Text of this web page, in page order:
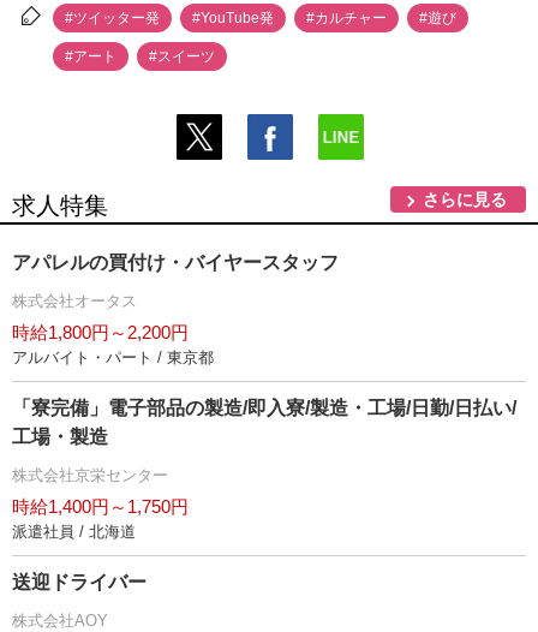
#ツイッター発 #YouTube発 #カルチャー #遊び
#アート #スイーツ
求人特集 さらに見る
アパレルの買付け・バイヤースタッフ
株式会社オータス
時給1,800円～2,200円
アルバイト・パート / 東京都
「寮完備」電子部品の製造/即入寮/製造・工場/日勤/日払い/
工場・製造
株式会社京栄センター
時給1,400円～1,750円
派遣社員 / 北海道
送迎ドライバー
株式会社AOY